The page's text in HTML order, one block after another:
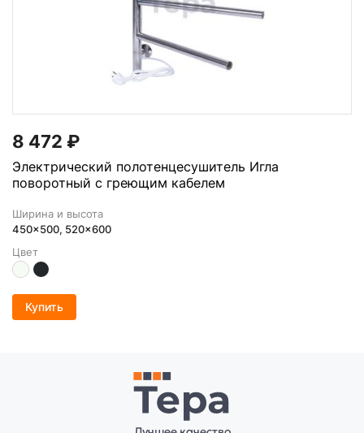
8 472 ₽
Электрический полотенцесушитель Игла
поворотный с греющим кабелем
Ширина и высота
450x500, 520x600
Цвет
Купить